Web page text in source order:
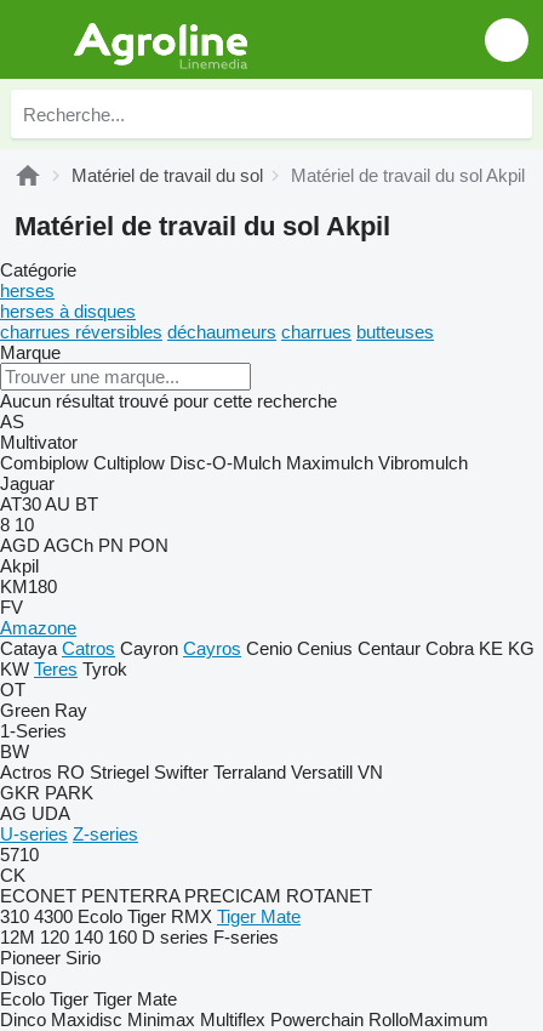
Matériel de travail du sol Matériel de travail du sol Akpil
Matériel de travail du sol Akpil
Catégorie
herses
herses à disques
charrues réversibles déchaumeurs charrues butteuses
Marque
Aucun résultat trouvé pour cette recherche
AS
Multivator
Combiplow Cultiplow Disc-O-Mulch Maximulch Vibromulch
Jaguar
AT30AU BT
8 10
AGD AGCh PN PON
Akpil
KM180
FV
Amazone
Cataya Catros Cayron Cayros Cenio Cenius Centaur Cobra KE KG
KW Teres Tyrok
OT
Green Ray
1-Series
BW
Actros RO Striegel Swifter Terraland Versatill VN
GKR PARK
AG UDA
U-series Z-series
5710
CK
ECONET PENTERRA PRECICAM ROTANET
310 4300 Ecolo Tiger RMX Tiger Mate
12M 120 140 160 D series F-series
Pioneer Sirio
Disco
Ecolo Tiger Tiger Mate
Dinco Maxidisc Minimax Multiflex Powerchain RolloMaximum